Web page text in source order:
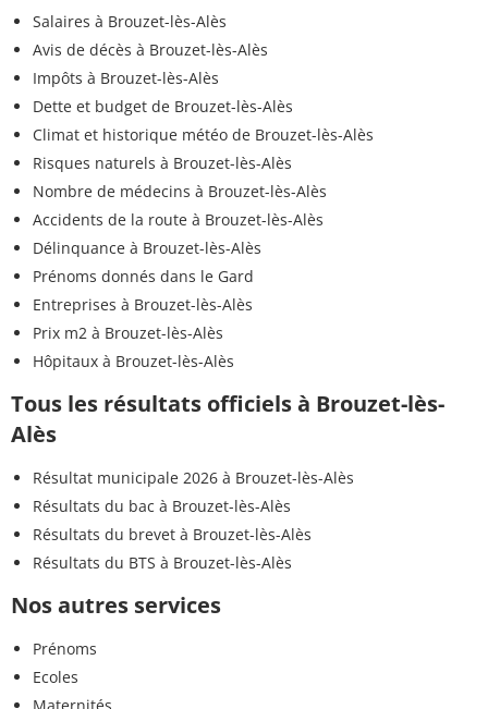
Salaires à Brouzet-lès-Alès
Avis de décès à Brouzet-lès-Alès
Impôts à Brouzet-lès-Alès
Dette et budget de Brouzet-lès-Alès
Climat et historique météo de Brouzet-lès-Alès
Risques naturels à Brouzet-lès-Alès
Nombre de médecins à Brouzet-lès-Alès
Accidents de la route à Brouzet-lès-Alès
Délinquance à Brouzet-lès-Alès
Prénoms donnés dans le Gard
Entreprises à Brouzet-lès-Alès
Prix m2 à Brouzet-lès-Alès
Hôpitaux à Brouzet-lès-Alès
Tous les résultats officiels à Brouzet-lès-
Alès
Résultat municipale 2026 à Brouzet-lès-Alès
Résultats du bac à Brouzet-lès-Alès
Résultats du brevet à Brouzet-lès-Alès
Résultats du BTS à Brouzet-lès-Alès
Nos autres services
Prénoms
Ecoles